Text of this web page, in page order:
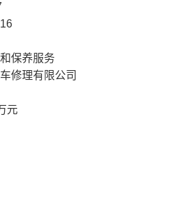
保养服务
修理有限公司
元